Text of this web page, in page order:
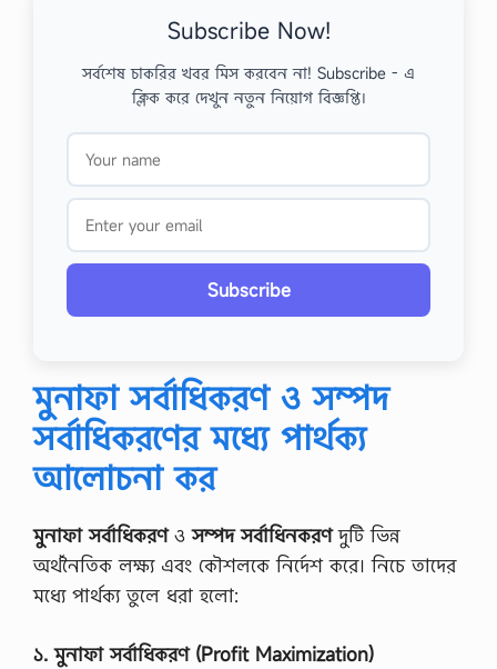
Subscribe Now!
সর্বশেষ চাকরির খবর মিস করবেন না! Subscribe - এ
ক্লিক করে দেখুন নতুন নিয়োগ বিজ্ঞপ্তি।
Subscribe
মুনাফা সর্বাধিকরণ ও সম্পদ
সর্বাধিকরণের মধ্যে পার্থক্য
আলোচনা কর
মুনাফা সর্বাধিকরণওসম্পদ সর্বাধিনকরণদুটি ভিন্ন
অর্থনৈতিক লক্ষ্য এবং কৌশলকে নির্দেশ করে। নিচে তাদের
মধ্যে পার্থক্য তুলে ধরা হলো:
১.মুনাফা সর্বাধিকরণ(Profit Maximization)